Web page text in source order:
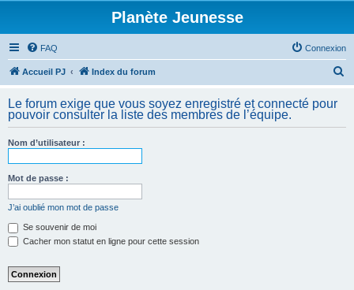
Planète Jeunesse
FAQ Connexion
Accueil PJ Index du forum
h
Le forum exige que vous soyez enregistré et connecté pour
pouvoir consulter la liste des membres de l’équipe.
Nom d’utilisateur :
Mot de passe :
J’ai oublié mon mot de passe
Se souvenir de moi
Cacher mon statut en ligne pour cette session